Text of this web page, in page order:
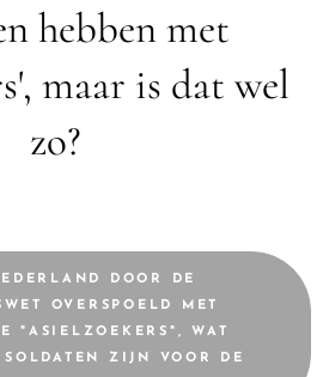
hebben met
maar is dat wel
zo?
DOOR DE
OVERSPOELD MET
"ASIELZOEKERS", WAT
ZIJN VOOR DE